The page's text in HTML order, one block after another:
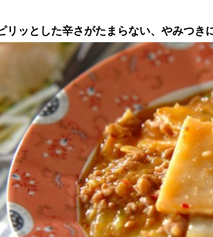
リッとした辛さがたまらない、やみつき